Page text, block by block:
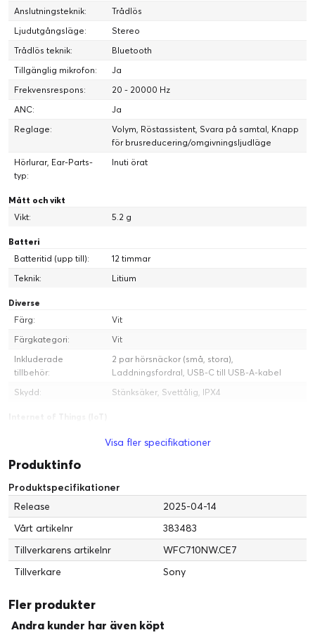
Anslutningsteknik:
Trådlös
Ljudutgångsläge:
Stereo
Trådlös teknik:
Bluetooth
Tillgänglig mikrofon:
Ja
Frekvensrespons:
20 - 20000 Hz
ANC:
Ja
Reglage:
Volym, Röstassistent, Svara på samtal, Knapp
för brusreducering/omgivningsljudläge
Hörlurar, Ear-Parts-
typ:
Inuti örat
Mått och vikt
Vikt:
5.2 g
Batteri
Batteritid (upp till):
12 timmar
Teknik:
Litium
Diverse
Färg:
Vit
Färgkategori:
Vit
Inkluderade
tillbehör:
2 par hörsnäckor (små, stora),
Laddningsfordral, USB-C till USB-A-kabel
Skydd:
Stänksäker, Svettålig, IPX4
Internet of Things
EU: s regler för kraftanordningar
USB-C-laddare
ingår:
No
Effekt levererad:
Visa fler specifikationer
Produktinfo
Produktspecifikationer
Release
2025-04-14
Vårt artikelnr
383483
Tillverkarens artikelnr
WFC710NW.CE7
Tillverkare
Sony
Fler produkter
Andra kunder har även köpt